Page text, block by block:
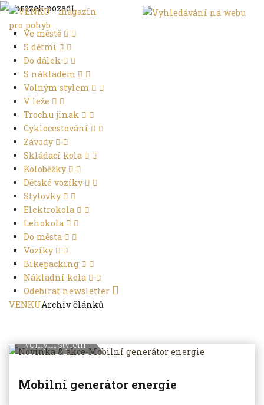
Ve městě
S dětmi
Do dálek
S nákladem
Volným stylem
V leže
Trochu jinak
Cyklocestování
Závody
Skládací kola
Koloběžky
Dětské vozíky
Stylovky
Elektrokola
Lehokola
Do města
Vozíky
Bikepacking
Nákladní kola
Odebírat newsletter
VENKUArchiv článků
Volným stylem
Mobilní generátor energie